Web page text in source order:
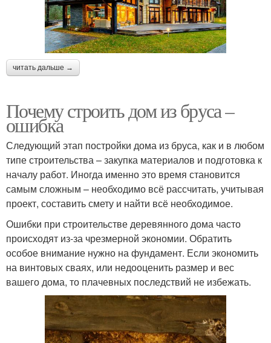
читать дальше →
Почему строить дом из бруса –
ошибка
Следующий этап постройки дома из бруса, как и в любом
типе строительства – закупка материалов и подготовка к
началу работ. Иногда именно это время становится
самым сложным – необходимо всё рассчитать, учитывая
проект, составить смету и найти всё необходимое.
Ошибки при строительстве деревянного дома часто
происходят из-за чрезмерной экономии. Обратить
особое внимание нужно на фундамент. Если экономить
на винтовых сваях, или недооценить размер и вес
вашего дома, то плачевных последствий не избежать.